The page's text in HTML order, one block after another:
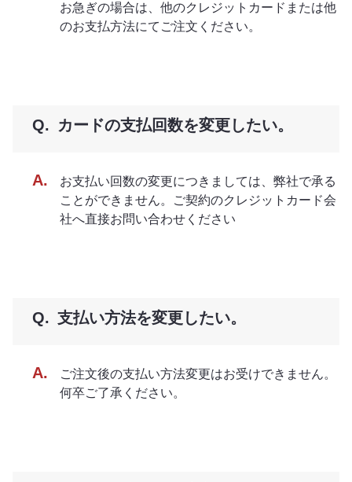
お急ぎの場合は、他のクレジットカードまたは他
のお支払方法にてご注文ください。
カードの支払回数を変更したい。
お支払い回数の変更につきましては、弊社で承る
ことができません。ご契約のクレジットカード会
社へ直接お問い合わせください
支払い方法を変更したい。
ご注文後の支払い方法変更はお受けできません。
何卒ご了承ください。